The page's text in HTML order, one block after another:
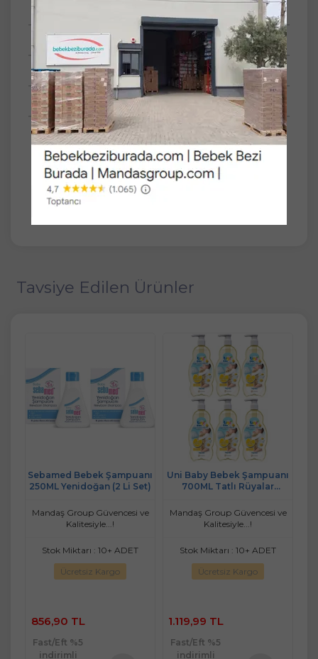
Tüm Yorumlar
Tüm Sorular
Anket
SET Tekli
Johnsons Baby Bebek Şampuanı Klasik
750ML+200ML Hediye
Tavsiye Edilen Ürünler
Sebamed Bebek Şampuanı
250ML Yenidoğan (2 Li Set)
Mandaş Group Güvencesi ve
Kalitesiyle...!
Stok Miktarı : 10+ ADET
Ücretsiz Kargo
856,90 TL
Fast/Eft %5
indirimli
Uni Baby Bebek Şampuanı
700ML Tatlı Rüyalar
Mandaş Group Güvencesi ve
Kalitesiyle...!
Stok Miktarı : 10+ ADET
Ücretsiz Kargo
1.119,99 TL
Fast/Eft %5
indirimli